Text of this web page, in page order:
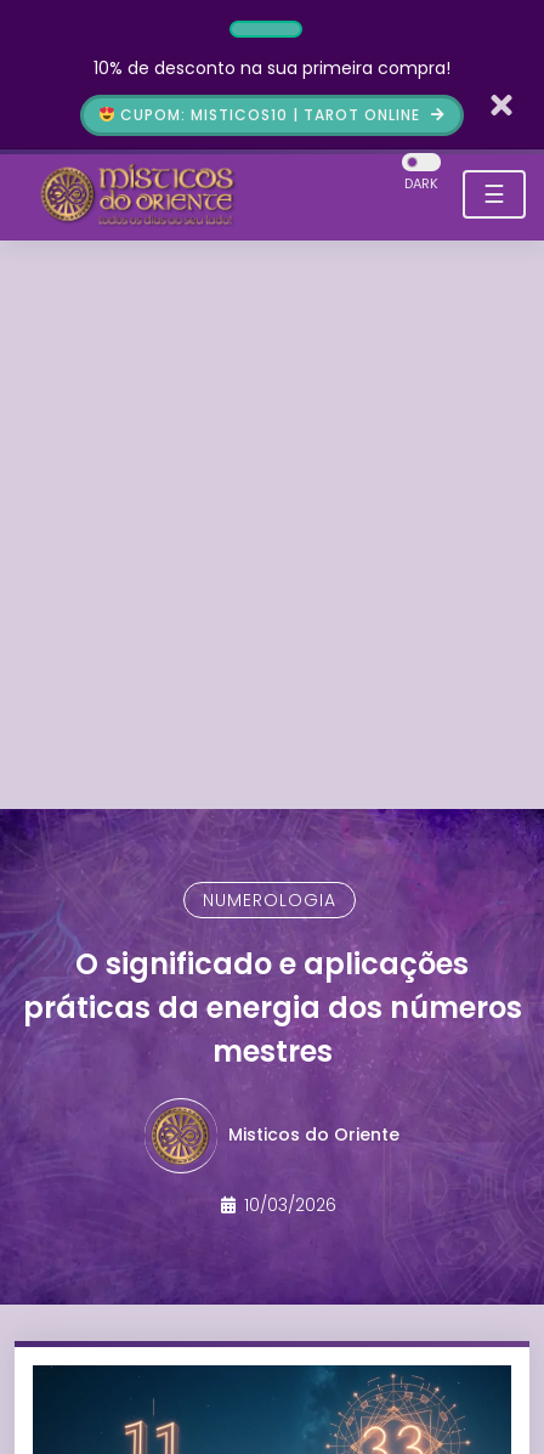
10% de desconto na sua primeira compra!
CUPOM: MISTICOS10 | TAROT ONLINE
☰
DARK
NUMEROLOGIA
O significado e aplicações
práticas da energia dos números
mestres
Misticos do Oriente
10/03/2026